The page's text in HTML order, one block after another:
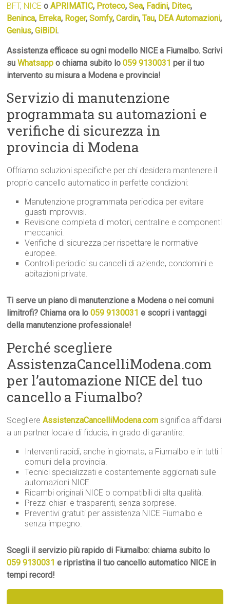
BFT, NICE oAPRIMATIC, Proteco,Sea, Fadini, Ditec,
Beninca, Erreka, Roger,Somfy,Cardin,Tau, DEA Automazioni,
Genius,GiBiDi.
Assistenza efficace su ogni modello NICE a Fiumalbo. Scrivi
suWhatsapp o chiama subito lo059 9130031 per il tuo
intervento su misura a Modena e provincia!
Servizio di manutenzione
programmata su automazioni e
verifiche di sicurezza in
provincia di Modena
Offriamo soluzioni specifiche per chi desidera mantenere il
proprio cancello automatico in perfette condizioni:
Manutenzione programmata periodica per evitare
guasti improvvisi.
Revisione completa di motori, centraline e componenti
meccanici.
Verifiche di sicurezza per rispettare le normative
europee.
Controlli periodici su cancelli di aziende, condomini e
abitazioni private.
Ti serve un piano di manutenzione a Modena o nei comuni
limitrofi? Chiama ora lo059 9130031 e scopri i vantaggi
della manutenzione professionale!
Perché scegliere
AssistenzaCancelliModena.com
per l’automazione NICE del tuo
cancello a Fiumalbo?
ScegliereAssistenzaCancelliModena.com significa affidarsi
a un partner locale di fiducia, in grado di garantire:
Interventi rapidi, anche in giornata, a Fiumalbo e in tutti i
comuni della provincia.
Tecnici specializzati e costantemente aggiornati sulle
automazioni NICE.
Ricambi originali NICE o compatibili di alta qualità.
Prezzi chiari e trasparenti, senza sorprese.
Preventivi gratuiti per assistenza NICE Fiumalbo e
senza impegno.
Scegli il servizio più rapido di Fiumalbo: chiama subito lo
059 9130031 e ripristina il tuo cancello automatico NICE in
tempi record!